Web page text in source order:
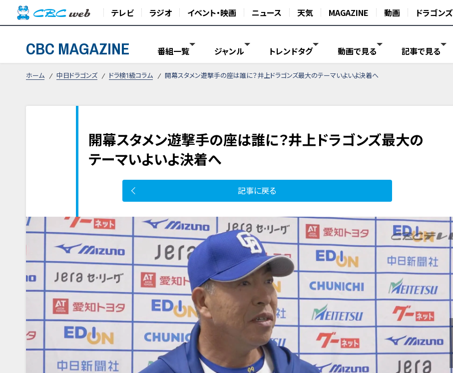
テレビ ラジオ イベント・映画 ニュース 天気 MAGAZINE 動画 ドラゴンズ
CBC MAGAZINE 番組一覧 ジャンル トレンドタグ 動画で見る 記事で見る
ホーム 中日ドラゴンズ ドラ検1級コラム 開幕スタメン遊撃手の座は誰に？井上ドラゴンズ最大のテーマいよいよ決着へ
開幕スタメン遊撃手の座は誰に？井上ドラゴンズ最大の
テーマいよいよ決着へ
記事に戻る